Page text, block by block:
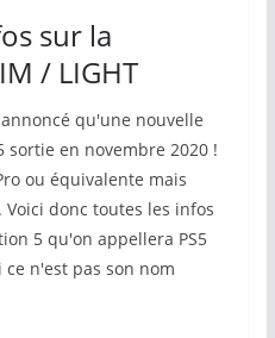
sur la
/ LIGHT
qu'une nouvelle
sortie en novembre 2020 !
ou équivalente mais
donc toutes les infos
5 qu'on appellera PS5
ce n'est pas son nom